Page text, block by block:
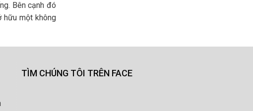
Bên cạnh đó
hữu một không
TÌM CHÚNG TÔI TRÊN FACE